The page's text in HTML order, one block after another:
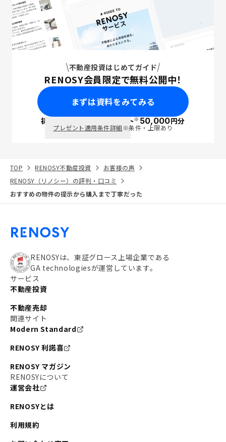
不動産投資はじめてガイド
RENOSY会員限定で無料公開中！
まずは資料をみてみる
初回面談で ポイント※50,000円分
プレゼント適用条件詳細※条件・上限あり
TOP RENOSY不動産投資
お客様の声
RENOSY（リノシー）の評判・口コミ
おすすめの物件の提示から購入まで丁寧だった
RENOSYは、東証グロース上場企業である
GA technologiesが運営しています。
サービス
不動産投資
不動産売却
関連サイト
Modern Standard
RENOSY 利諾喜
RENOSY マガジン
RENOSYについて
運営会社
RENOSYとは
利用規約